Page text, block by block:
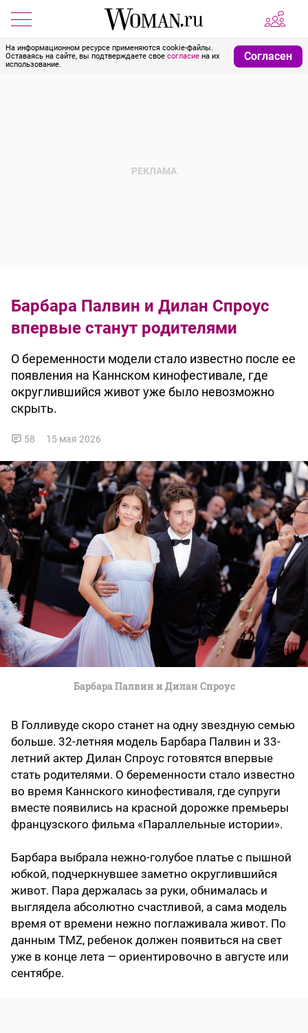
На информационном ресурсе применяются cookie-файлы.
Оставаясь на сайте, вы подтверждаете свое согласие на их
использование.
Согласен
Барбара Палвин и Дилан Спроус
впервые станут родителями
О беременности модели стало известно после ее
появления на Каннском кинофестивале, где
округлившийся живот уже было невозможно
скрыть.
58 15 мая 2026
Барбара Палвин и Дилан Спроус
В Голливуде скоро станет на одну звездную семью
больше. 32-летняя модель Барбара Палвин и 33-
летний актер Дилан Спроус готовятся впервые
стать родителями. О беременности стало известно
во время Каннского кинофестиваля, где супруги
вместе появились на красной дорожке премьеры
французского фильма «Параллельные истории».
Барбара выбрала нежно-голубое платье с пышной
юбкой, подчеркнувшее заметно округлившийся
живот. Пара держалась за руки, обнималась и
выглядела абсолютно счастливой, а сама модель
время от времени нежно поглаживала живот. По
данным TMZ, ребенок должен появиться на свет
уже в конце лета — ориентировочно в августе или
сентябре.